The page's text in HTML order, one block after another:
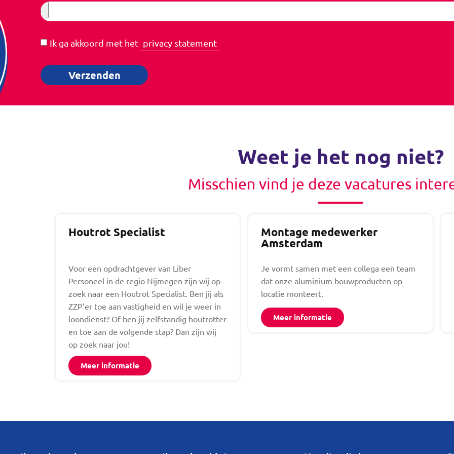
Ik ga akkoord met het privacy statement
Verzenden
Weet je het nog niet?
Misschien vind je deze vacatures
Houtrot Specialist
Voor een opdrachtgever van Liber
Personeel in de regio Nijmegen zijn wij op
zoek naar een Houtrot Specialist. Ben jij als
ZZP’er toe aan vastigheid en wil je weer in
loondienst? Of ben jij zelfstandig houtrotter
en toe aan de volgende stap? Dan zijn wij
op zoek naar jou!
Meer informatie
Montage medewerker
Amsterdam
Je vormt samen met een collega een team
dat onze aluminium bouwproducten op
locatie monteert.
Meer informatie